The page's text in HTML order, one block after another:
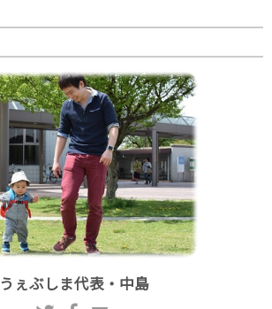
うぇぶしま代表・中島